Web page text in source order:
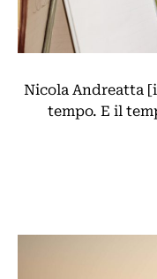
Nicola Andreatta
tempo. E il